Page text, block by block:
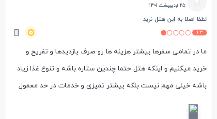
25 اردیبهشت 1401
لطفا اصلا به این هتل نرید
1.3
ما در تمامی سفرها بیشتر هزینه ها رو صرف بازدیدها و تفریح و
خرید میکنیم و اینکه هتل حتما چندین ستاره باشه و تنوع غذا زیاد
باشه خیلی مهم نیست بلکه بیشتر تمیزی و خدمات در حد معمول
هم کافی هست ولی این مسافرخونه بین راهی جای هیچ حرفی رو